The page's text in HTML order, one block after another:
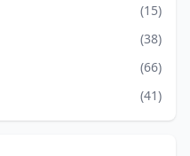
(15)
(38)
(66)
(41)